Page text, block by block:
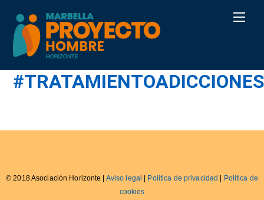
content
© 2018 Asociación Horizonte | Aviso legal | Política de privacidad | Política de
cookies